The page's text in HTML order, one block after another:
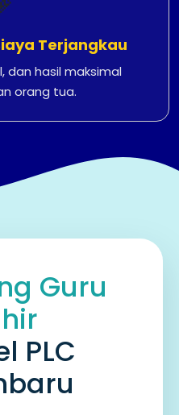
Terjangkau
dan hasil maksimal
orang tua.
Guru
PLC